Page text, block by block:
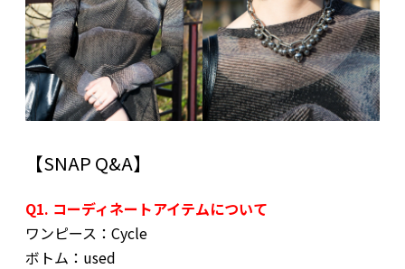
【SNAP Q&A】
Q1. コーディネートアイテムについて
ワンピース：Cycle
ボトム：used